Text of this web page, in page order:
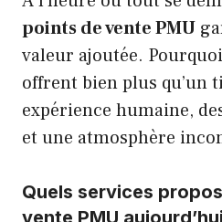
points de vente PMU
valeur ajoutée.
offrent bien plus qu’un
expérience humaine,
et une atmosphère
Quels services
vente PMU